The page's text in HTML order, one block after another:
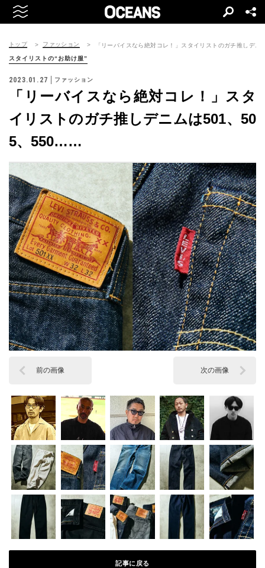
トップ ファッション 「リーバイスなら絶対コレ！」スタイリストのガチ推しデ
スタイリストの“お助け服”
2023.01.27 ファッション
「リーバイスなら絶対コレ！」スタ
イリストのガチ推しデニムは501、50
5、550……
前の画像 次の画像
記事に戻る